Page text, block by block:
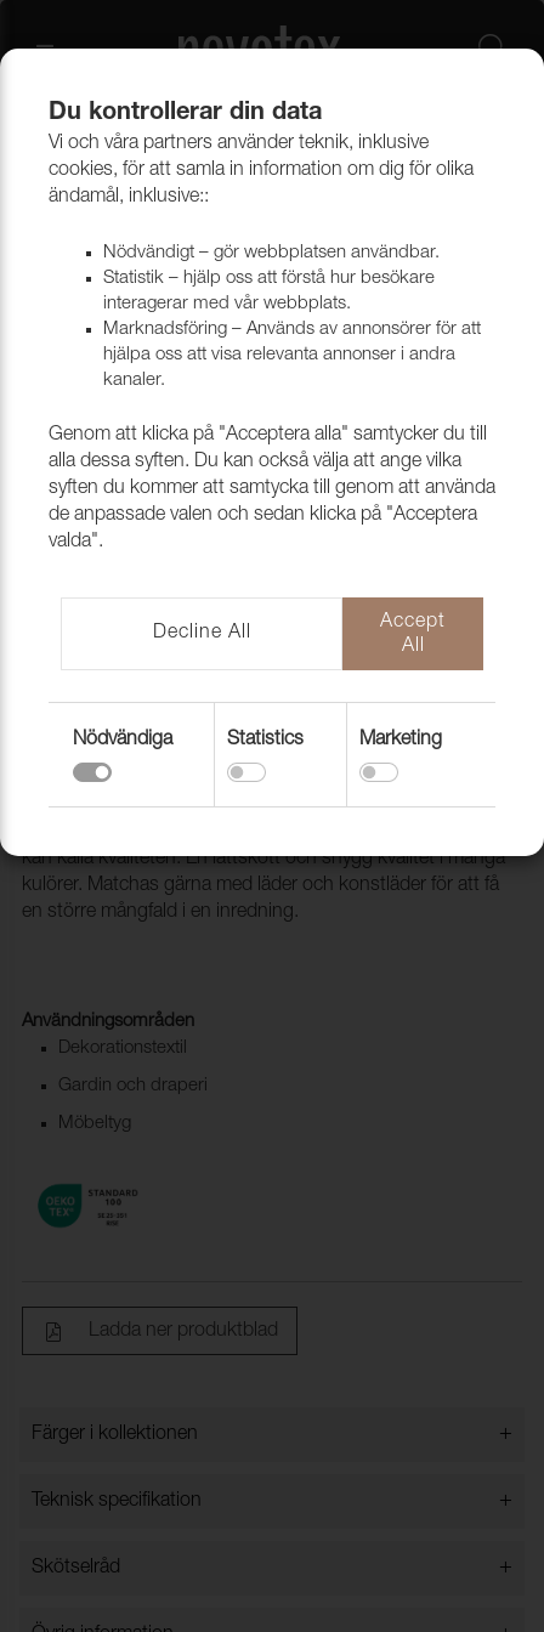
Beklädnadsmaterial Möbeltyger Alla möbeltyger
Tyg Arcade 200 Grigio scuro
1001737
kan kalla kvaliteten. En lättskött och snygg kvalitet i många
kulörer. Matchas gärna med läder och konstläder för att få
en större mångfald i en inredning.
Användningsområden
Dekorationstextil
Gardin och draperi
Möbeltyg
Ladda ner produktblad
Färger i kollektionen +
Färger i kollektionen
Teknisk specifikation +
Bredd:
Skötselråd +
Vattentvätt 30 grader
Du kontrollerar din data
Vi och våra partners använder teknik, inklusive
cookies, för att samla in information om dig för olika
ändamål, inklusive::
Nödvändigt – gör webbplatsen användbar.
Statistik – hjälp oss att förstå hur besökare
interagerar med vår webbplats.
Marknadsföring – Används av annonsörer för att
hjälpa oss att visa relevanta annonser i andra
kanaler.
Genom att klicka på "Acceptera alla" samtycker du till
alla dessa syften. Du kan också välja att ange vilka
syften du kommer att samtycka till genom att använda
de anpassade valen och sedan klicka på "Acceptera
valda".
Decline All
Accept
All
Nödvändiga Statistics Marketing